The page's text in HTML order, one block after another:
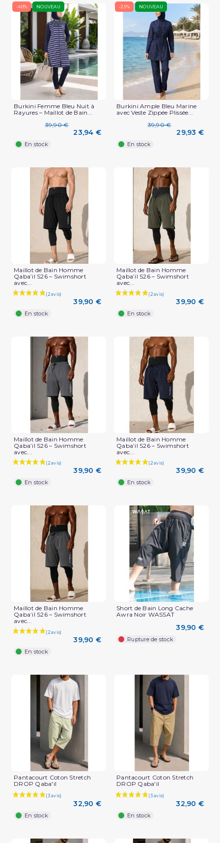
-40% NOUVEAU
Burkini Femme Bleu Nuit à
Rayures – Maillot de Bain...
39,90 €
23,94 €
En stock
-25% NOUVEAU
Burkini Ample Bleu Marine
avec Veste Zippée Plissée...
39,90 €
29,93 €
En stock
Maillot de Bain Homme
Qaba’il S26 – Swimshort
avec...
39,90 €
En stock
Maillot de Bain Homme
Qaba’il S26 – Swimshort
avec...
39,90 €
En stock
Maillot de Bain Homme
Qaba’il S26 – Swimshort
avec...
39,90 €
En stock
Maillot de Bain Homme
Qaba’il S26 – Swimshort
avec...
39,90 €
En stock
Maillot de Bain Homme
Qaba’il S26 – Swimshort
avec...
39,90 €
En stock
Short de Bain Long Cache
Awra Noir WASSAT
39,90 €
Rupture de stock
Pantacourt Coton Stretch
DROP Qaba'il
32,90 €
En stock
Pantacourt Coton Stretch
DROP Qaba'il
32,90 €
En stock